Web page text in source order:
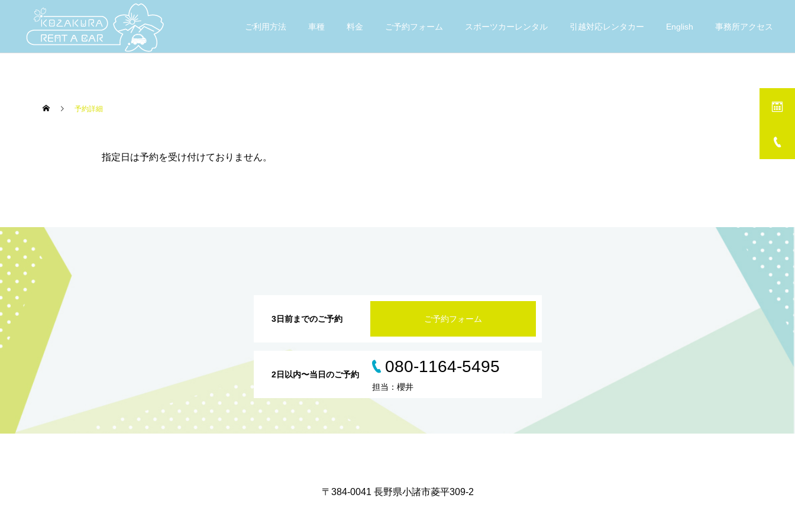
ご利用方法 車種 料金 ご予約フォーム スポーツカーレンタル 引越対応レンタカー English 事務所アクセス
予約詳細
指定日は予約を受け付けておりません。
3日前までのご予約 ご予約フォーム
2日以内〜当日のご予約 080-1164-5495
担当：櫻井
〒384-0041 長野県小諸市菱平309-2